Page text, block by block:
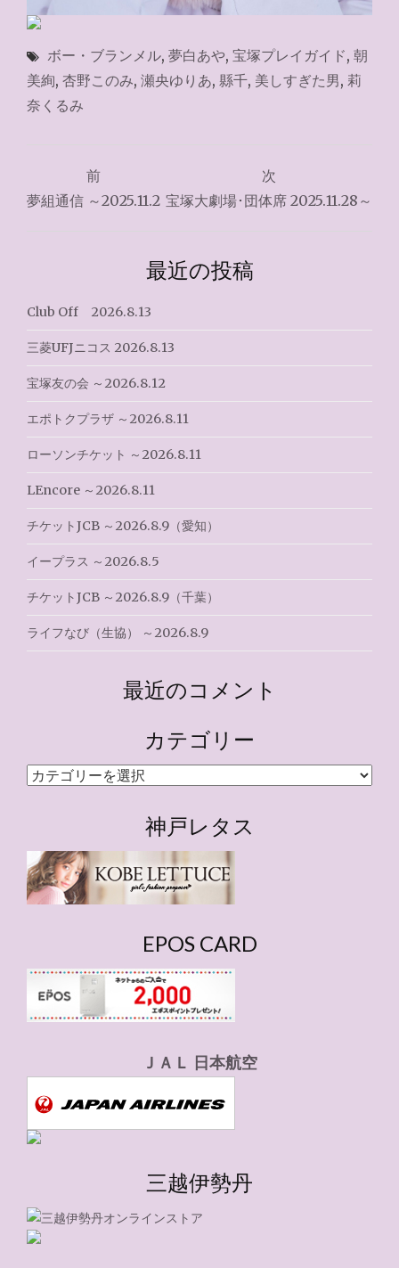
ボー・ブランメル, 夢白あや, 宝塚プレイガイド, 朝
美絢, 杏野このみ, 瀬央ゆりあ, 縣千, 美しすぎた男, 莉
奈くるみ
稿
ゲ
ー
シ
ョ
ン
前
夢組通信 ～2025.11.2
次
宝塚大劇場･団体席 2025.11.28～
最近の投稿
Club Off 2026.8.13
三菱UFJニコス 2026.8.13
宝塚友の会 ～2026.8.12
エポトクプラザ ～2026.8.11
ローソンチケット ～2026.8.11
LEncore ～2026.8.11
チケットJCB ～2026.8.9（愛知）
イープラス ～2026.8.5
チケットJCB ～2026.8.9（千葉）
ライフなび（生協） ～2026.8.9
最近のコメント
カテゴリー
カ
ー
神戸レタス
EPOS CARD
ＪＡＬ 日本航空
三越伊勢丹